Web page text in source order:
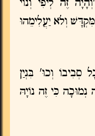
זֶה לְיֹפִי וְנוֹי
וְלֹא יַעֲלִימֵהוּ
וְכוּ' בִּנְיַן
כִּי זֶה נוֹיָהּ